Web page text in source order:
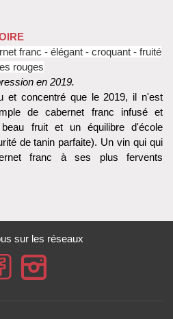
franc - élégant - croquant - fruité
rouges
en 2019.
et concentré que le 2019, il n'est
de cabernet franc infusé et
fruit et un équilibre d'école
de tanin parfaite). Un vin qui qui
franc à ses plus fervents
sur les réseaux